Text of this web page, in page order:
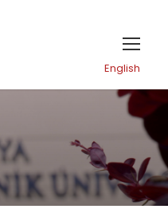
English